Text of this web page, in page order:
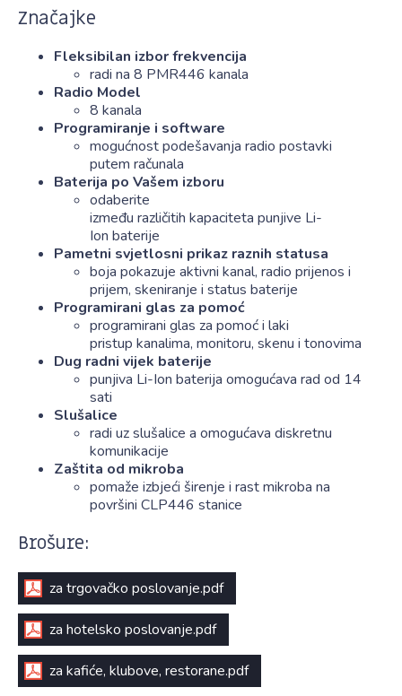
Značajke
Fleksibilan izbor frekvencija
radi na 8 PMR446 kanala
Radio Model
8 kanala
Programiranje i software
mogućnost podešavanja radio postavki
putem računala
Baterija po Vašem izboru
odaberite
između različitih kapaciteta punjive Li-
Ion baterije
Pametni svjetlosni prikaz raznih statusa
boja pokazuje aktivni kanal, radio prijenos i
prijem, skeniranje i status baterije
Programirani glas za pomoć
programirani glas za pomoć i laki
pristup kanalima, monitoru, skenu i tonovima
Dug radni vijek baterije
punjiva Li-Ion baterija omogućava rad od 14
sati
Slušalice
radi uz slušalice a omogućava diskretnu
komunikacije
Zaštita od mikroba
pomaže izbjeći širenje i rast mikroba na
površini CLP446 stanice
Brošure:
za trgovačko poslovanje.pdf
za hotelsko poslovanje.pdf
za kafiće, klubove, restorane.pdf